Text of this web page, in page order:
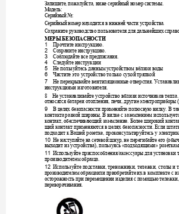
Запишите, пожалуйста, ниже серийный номер системы.
Модель:
Серийный №:
Серийный номер находится в нижней части устройства.
Сохраните руководство пользователя для дальнейших
МЕРЫ БЕЗОПАСНОСТИ
1 Прочтите инструкцию.
2 Сохраните инструкцию.
3 Соблюдайте все предписания.
4 Следуйте инструкции
5 Не пользуйтесь данным устройством вблизи воды
6 Чистите это устройство только сухой тряпкой
7 Не перекрывайте вентиляционные отверстия.
инструкциями изготовителя.
8 Не устанавливайте устройство вблизи источников тепла
относятся батареи отопления, печи, другие электроприборы (
9 В целях безопасности применяйте полюсную вилку. В
контакта разной ширины. В вилке с заземлением
контакт, обеспечивающий заземление. Более широкий кон
щий контакт применяются в целях безопасности. Если шта
подходит к Вашей розетке, проконсультируйтесь у
10 Не наступайте на сетевой шнур, не перегибайте его (
выходит из устройства), пользуясь «подходящими»
11 Используйте приспособления/аксессуары для установки
производителем образца.
12 Используйте подставки, треножники, тележки, столы и т
производителем образцаили приобретайте их в комплекте с
осторожность при перемещении изделия с помощью тележки,
переворачивания.